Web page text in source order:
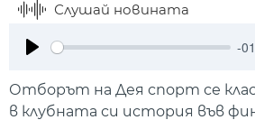
Слушай новината
-
Отборът на Дея спорт се
в клубната си история във